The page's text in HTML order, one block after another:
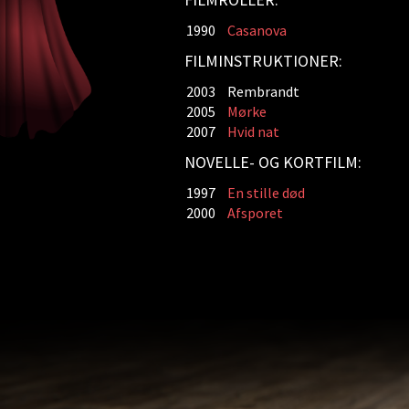
1990 Casanova
FILMINSTRUKTIONER:
2003
Rembrandt
2005
Mørke
2007
Hvid nat
NOVELLE- OG KORTFILM:
1997
En stille død
2000
Afsporet